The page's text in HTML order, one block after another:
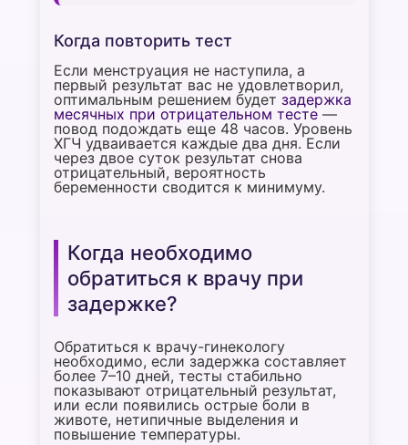
Когда повторить тест
Если менструация не наступила, а
первый результат вас не удовлетворил,
оптимальным решением будет задержка
месячных при отрицательном тесте —
повод подождать еще 48 часов. Уровень
ХГЧ удваивается каждые два дня. Если
через двое суток результат снова
отрицательный, вероятность
беременности сводится к минимуму.
Когда необходимо
обратиться к врачу при
задержке?
Обратиться к врачу-гинекологу
необходимо, если задержка составляет
более 7–10 дней, тесты стабильно
показывают отрицательный результат,
или если появились острые боли в
животе, нетипичные выделения и
повышение температуры.